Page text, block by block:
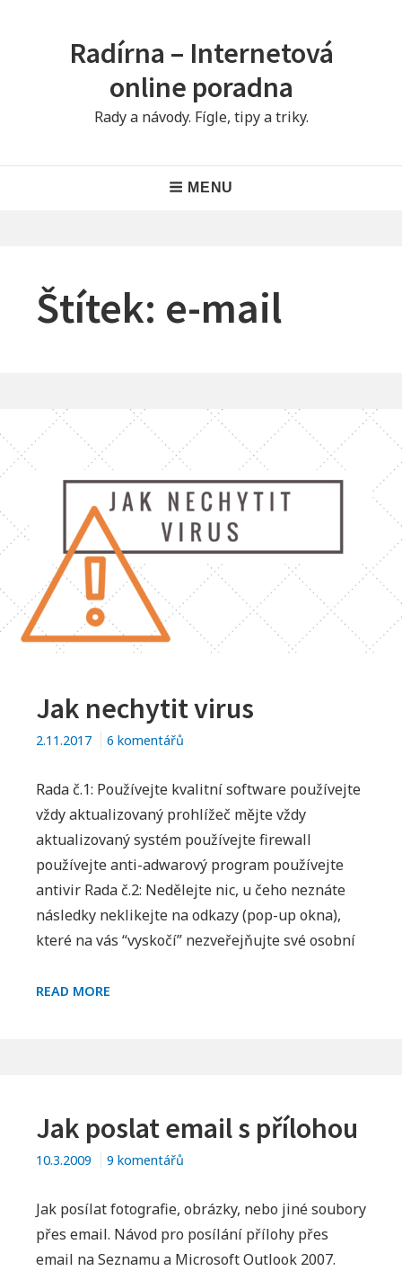
Radírna – Internetová
online poradna
Rady a návody. Fígle, tipy a triky.
MENU
Štítek: e-mail
Jak nechytit virus
2.11.2017 6 komentářů
s
názvem
nechytit
virus
Rada č.1: Používejte kvalitní software používejte
vždy aktualizovaný prohlížeč mějte vždy
aktualizovaný systém používejte firewall
používejte anti-adwarový program používejte
antivir Rada č.2: Nedělejte nic, u čeho neznáte
následky neklikejte na odkazy (pop-up okna),
které na vás “vyskočí” nezveřejňujte své osobní
READ MORE
Jak poslat email s přílohou
10.3.2009 9 komentářů
s
názvem
Jak posílat fotografie, obrázky, nebo jiné soubory
přes email. Návod pro posílání přílohy přes
email na Seznamu a Microsoft Outlook 2007.